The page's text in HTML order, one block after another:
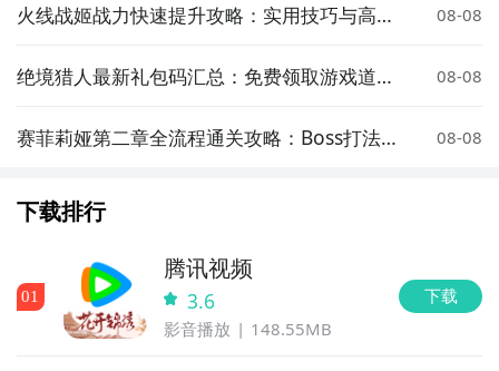
火线战姬战力快速提升攻略：实用技巧与高效
08-08
绝境猎人最新礼包码汇总：免费领取游戏道具
08-08
赛菲莉娅第二章全流程通关攻略：Boss打法、
08-08
下载排行
01
腾讯视频
3.6
影音播放 148.55MB
下载